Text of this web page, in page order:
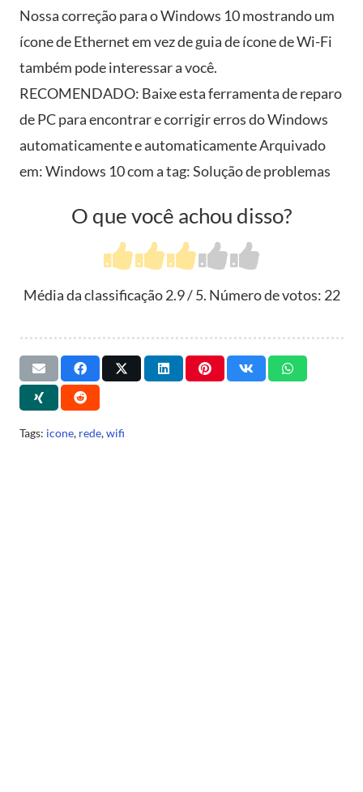
Nossa correção para o Windows 10 mostrando um
ícone de Ethernet em vez de guia de ícone de Wi-Fi
também pode interessar a você.
RECOMENDADO: Baixe esta ferramenta de reparo
de PC para encontrar e corrigir erros do Windows
automaticamente e automaticamente Arquivado
em: Windows 10 com a tag: Solução de problemas
O que você achou disso?
Média da classificação2.9/ 5. Número de votos: 22
Tags: icone, rede,wifi